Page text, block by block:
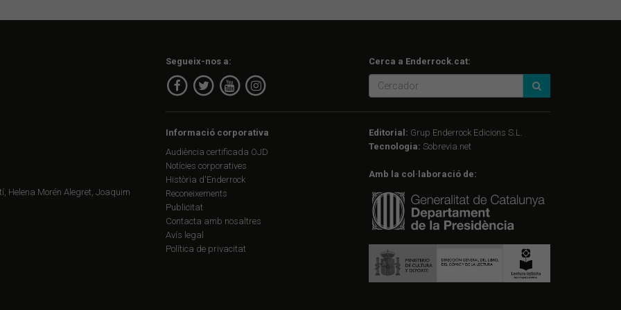
Helena Morén Alegret, Joaquim
Segueix-nos a: Cerca a Enderrock.cat:
Informació corporativa
Audiència certificada OJD
Notícies corporatives
Història d'Enderrock
Reconeixements
Publicitat
Contacta amb nosaltres
Avís legal
Política de privacitat
Editorial: Grup Enderrock Edicions S.L.
Tecnologia: Sobrevia.net
Amb la col·laboració de: